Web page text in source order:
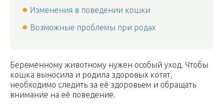
Изменения в поведении кошки
Возможные проблемы при родах
Беременному животному нужен особый уход. Чтобы
кошка выносила и родила здоровых котят,
необходимо следить за её здоровьем и обращать
внимание на её поведение.